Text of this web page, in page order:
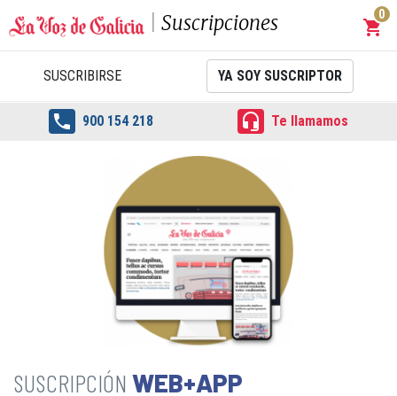
Suscripciones shopping_cart
0
SUSCRIBIRSE YA SOY SUSCRIPTOR
 900 154 218  Te llamamos
WEB+APP